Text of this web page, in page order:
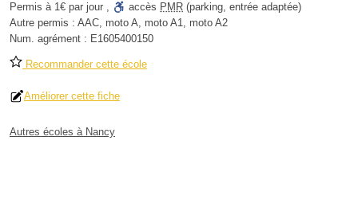
Permis à 1€ par jour , accès PMR (parking, entrée adaptée)
Autre permis : AAC, moto A, moto A1, moto A2
Num. agrément : E1605400150
Recommander cette école
Améliorer cette fiche
Autres écoles à Nancy